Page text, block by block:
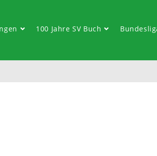
100 Jahre SV Buch